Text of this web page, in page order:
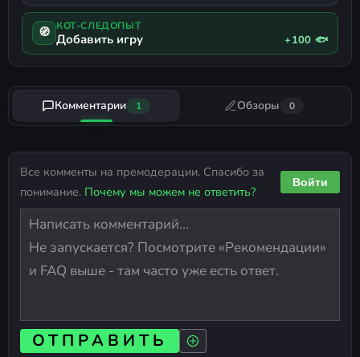
🧭 КОТ-СЛЕДОПЫТ
Добавить игру +100 🐟
Комментарии 1 Обзоры 0
Все комменты на премодерации. Спасибо за
понимание. Почему мы можем не ответить?
Войти
ОТПРАВИТЬ